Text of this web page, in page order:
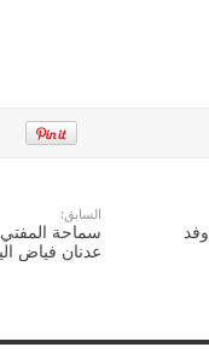
السابق:
سماحة
عدنان فياض